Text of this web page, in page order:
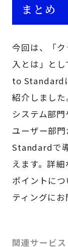
まとめ
今回は、「
入とは」と
to Standard
紹介しまし
システム部
ユーザー部
Standardで
えます。詳
ポイントに
ティングにお
関連サービス